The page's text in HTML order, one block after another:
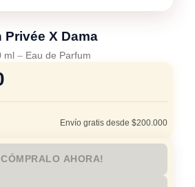
Privée X Dama
ml – Eau de Parfum
Envío gratis desde $200.000
AHORA!